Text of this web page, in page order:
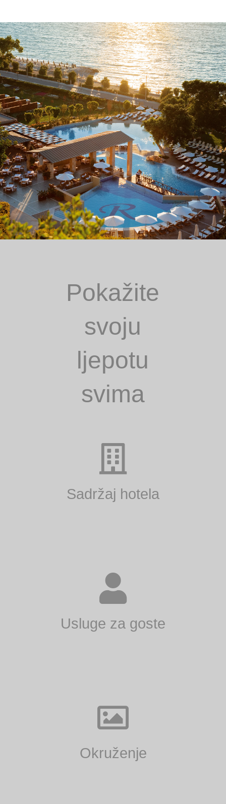
Pokažite
svoju
ljepotu
svima
Sadržaj hotela
Usluge za goste
Okruženje